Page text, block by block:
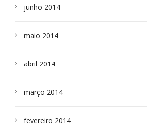
junho 2014
maio 2014
abril 2014
março 2014
fevereiro 2014